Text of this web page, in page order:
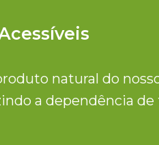
natural do
a dependência de